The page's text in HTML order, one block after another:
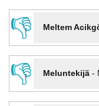
👎
Meltem
👎
Meluntekijä-